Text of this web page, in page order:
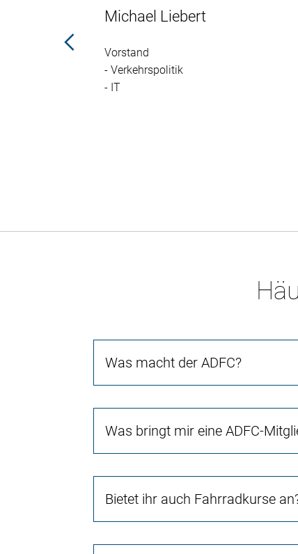
Michael Liebert
Vorstand
- Verkehrspolitik
- IT
Was macht der ADFC?
Was bringt mir eine ADFC-
Bietet ihr auch Fahrradkurse